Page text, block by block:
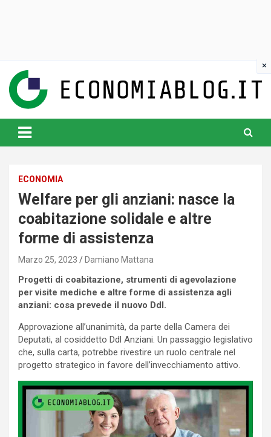
content
www.economiablog.it
ECONOMIA
Welfare per gli anziani: nasce la
coabitazione solidale e altre
forme di assistenza
Marzo 25, 2023 Damiano Mattana
Progetti di coabitazione, strumenti di agevolazione
per visite mediche e altre forme di assistenza agli
anziani: cosa prevede il nuovo Ddl.
Approvazione all’unanimità, da parte della Camera dei
Deputati, al cosiddetto Ddl Anziani. Un passaggio legislativo
che, sulla carta, potrebbe rivestire un ruolo centrale nel
progetto strategico in favore dell’invecchiamento attivo.